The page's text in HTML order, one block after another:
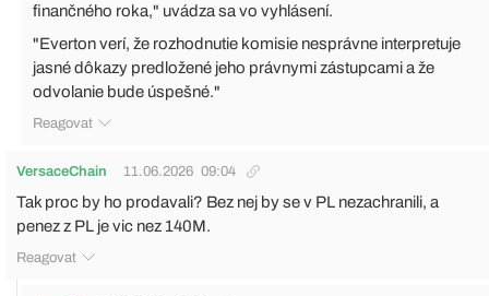
finančného roka," uvádza sa vo vyhlásení.
"Everton verí, že rozhodnutie komisie nesprávne interpretuje
jasné dôkazy predložené jeho právnymi zástupcami a že
odvolanie bude úspešné."
Reagovat
VersaceChain 11.06.2026 09:04
Tak proc by ho prodavali? Bez nej by se v PL nezachranili, a
penez z PL je vic nez 140M.
Reagovat